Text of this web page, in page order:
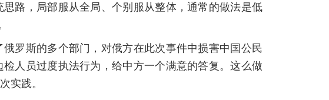
路，局部服从全局、个别服从整体，通常的做法是低
罗斯的多个部门，对俄方在此次事件中损害中国公民
人员过度执法行为，给中方一个满意的答复。这么做
实践。